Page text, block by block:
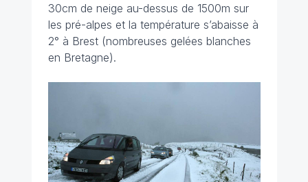
30cm de neige au-dessus de 1500m sur
les pré-alpes et la température s’abaisse à
2° à Brest (nombreuses gelées blanches
en Bretagne).